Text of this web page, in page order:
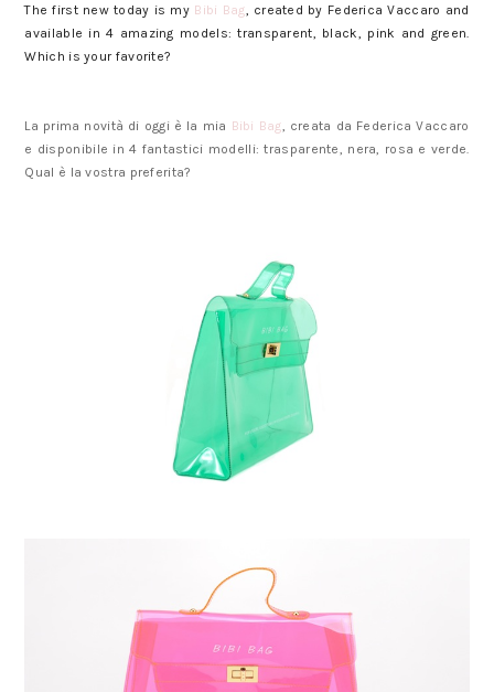
The first new today is my Bibi Bag, created by Federica Vaccaro and
available in 4 amazing models: transparent, black, pink and green.
Which is your favorite?
La prima novità di oggi è la mia Bibi Bag, creata da Federica Vaccaro
e disponibile in 4 fantastici modelli: trasparente, nera, rosa e verde.
Qual è la vostra preferita?